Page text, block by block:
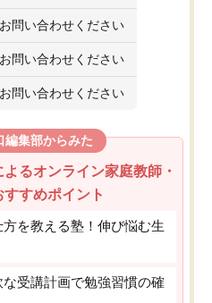
問い合わせください
問い合わせください
問い合わせください
編集部からみた
るオンライン家庭教師・
すめポイント
を教える塾！伸び悩む生
受講計画で勉強習慣の確